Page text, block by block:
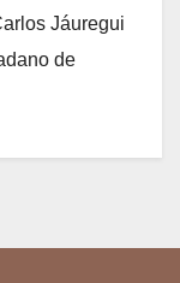
Jáuregui
de